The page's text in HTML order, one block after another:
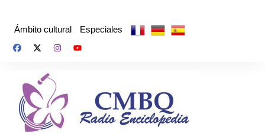
Ámbito cultural Especiales